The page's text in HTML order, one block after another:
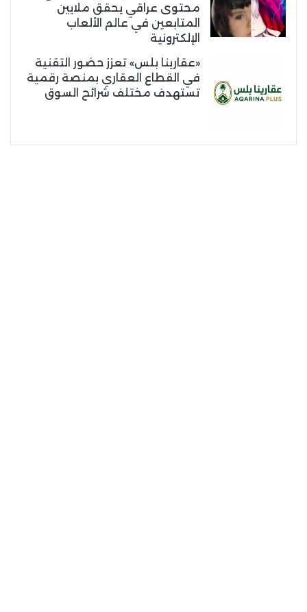
محتوى عراقي يحقق ملايين
المتابعين في عالم الألعاب
الإلكترونية
«عقارينا بلس» تعزز حضور التقنية
في القطاع العقاري بمنصة رقمية
تستهدف مختلف شرائح السوق